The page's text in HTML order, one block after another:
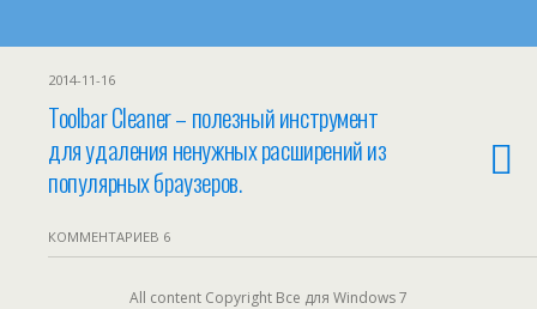
2014-11-16
Toolbar Cleaner – полезный инструмент
для удаления ненужных расширений из
популярных браузеров.
КОММЕНТАРИЕВ 6
All content Copyright Все для Windows 7